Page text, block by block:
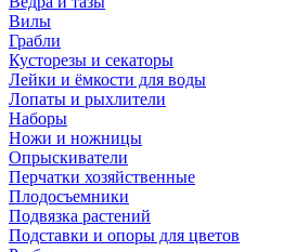
Вилы
Грабли
Кусторезы и секаторы
Лейки и ёмкости для воды
Лопаты и рыхлители
Наборы
Ножи и ножницы
Опрыскиватели
Перчатки хозяйственные
Плодосъемники
Подвязка растений
Подставки и опоры для цветов